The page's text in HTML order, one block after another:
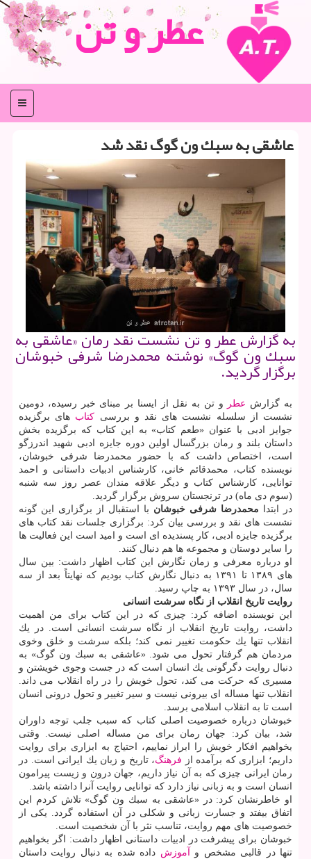
عطر و تن
منو
عاشقی به سبك ون گوگ نقد شد
به گزارش عطر و تن نشست نقد رمان «عاشقی به
سبك ون گوگ» نوشته محمدرضا شرفی خبوشان
برگزار گردید.
به گزارش عطر
و تن به نقل از ایسنا بر مبنای خبر رسیده، دومین
نشست از سلسله نشست های نقد و بررسی كتاب های برگزیده
جوایز ادبی با عنوان «طعم كتاب» به این كتاب كه برگزیده بخش
داستان بلند و رمان بزرگسال اولین دوره جایزه ادبی شهید اندرزگو
است، اختصاص داشت كه با حضور محمدرضا شرفی خبوشان،
نویسنده كتاب، محمدقائم خانی، كارشناس ادبیات داستانی و احمد
توانایی، كارشناس كتاب و دیگر علاقه مندان عصر روز سه شنبه
(سوم دی ماه) در ترنجستان سروش برگزار گردید.
در ابتدا محمدرضا شرفی خبوشان با استقبال از برگزاری این گونه
نشست های نقد و بررسی بیان كرد: برگزاری جلسات نقد كتاب های
برگزیده جایزه ادبی، كار پسندیده ای است و امید است این فعالیت ها
را سایر دوستان و مجموعه ها هم دنبال كنند.
او درباره معرفی و زمان نگارش این كتاب اظهار داشت: بین سال
های ۱۳۸۹ تا ۱۳۹۱ به دنبال نگارش كتاب بودیم كه نهایتاً بعد از سه
سال، در سال ۱۳۹۳ به چاپ رسید.
روایت تاریخ انقلاب از نگاه سرشت انسانی
این نویسنده اضافه كرد: چیزی كه در این كتاب برای من اهمیت
داشت، روایت تاریخ انقلاب از نگاه سرشت انسانی است. در یك
انقلاب تنها یك حكومت تغییر نمی كند؛ بلكه سرشت و خلق وخوی
مردمان هم گرفتار تحول می شود. «عاشقی به سبك ون گوگ» به
دنبال روایت دگرگونی یك انسان است كه در جست وجوی خویشتن و
مسیری كه حركت می كند، تحول خویش را در راه انقلاب می داند.
انقلاب تنها مساله ای بیرونی نیست و سیر تغییر و تحول درونی انسان
است تا به انقلاب اسلامی برسد.
خبوشان درباره خصوصیت اصلی كتاب كه سبب جلب توجه داوران
شد، بیان كرد: جهان رمان برای من مساله اصلی نیست. وقتی
بخواهیم افكار خویش را ابراز نماییم، احتیاج به ابزاری برای روایت
داریم؛ ابزاری كه برآمده از فرهنگ، تاریخ و زبان یك ایرانی است. در
رمان ایرانی چیزی كه به آن نیاز داریم، جهان درون و زیست پیرامون
انسان است و به زبانی نیاز دارد كه توانایی روایت آنرا داشته باشد.
او خاطرنشان كرد: در «عاشقی به سبك ون گوگ» تلاش كردم این
اتفاق بیفتد و جسارت زبانی و شكلی در آن استفاده گردد. یكی از
خصوصیت های مهم روایت، تناسب نثر با آن شخصیت است.
خبوشان برای پیشرفت در ادبیات داستانی اظهار داشت: اگر بخواهیم
تنها در قالبی مشخص و
آموزش داده شده به دنبال روایت داستان